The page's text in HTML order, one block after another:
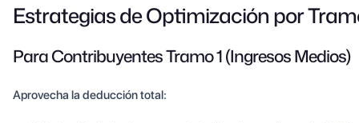
Estrategias de Optimización por
Para Contribuyentes Tramo 1 (Ingresos Medios)
Aprovecha la deducción total: